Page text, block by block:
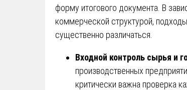
форму итогового документа. В
коммерческой структурой,
существенно различаться.
Входной контроль сырья и
производственных
критически важна проверка